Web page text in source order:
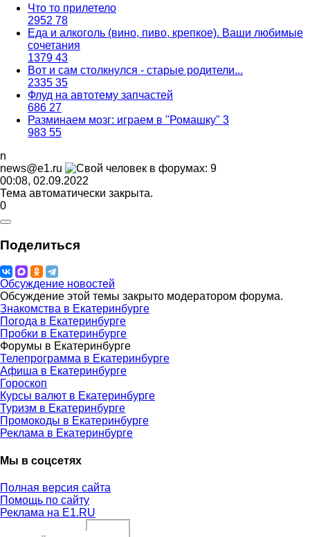
Что то прилетело
2952 78
Еда и алкоголь (вино, пиво, крепкое). Ваши любимые
сочетания
1379 43
Вот и сам столкнулся - старые родители...
2335 35
Флуд на автотему запчастей
686 27
Разминаем мозг: играем в "Ромашку" 3
983 55
n
news@e1.ru
00:08, 02.09.2022
Тема автоматически закрыта.
0
Поделиться
Обсуждение новостей
Обсуждение этой темы закрыто модератором форума.
Знакомства в Екатеринбурге
Погода в Екатеринбурге
Пробки в Екатеринбурге
Форумы в Екатеринбурге
Телепрограмма в Екатеринбурге
Афиша в Екатеринбурге
Гороскоп
Курсы валют в Екатеринбурге
Туризм в Екатеринбурге
Промокоды в Екатеринбурге
Реклама в Екатеринбурге
Мы в соцсетях
Полная версия сайта
Помощь по сайту
Реклама на E1.RU